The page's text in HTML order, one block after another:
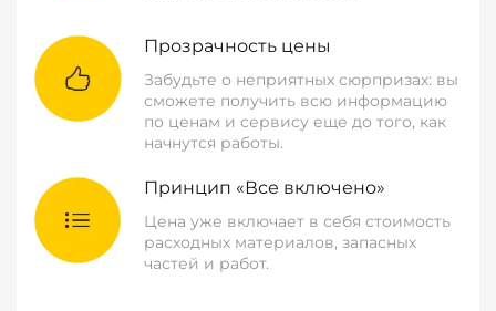
Прозрачность цены
Забудьте о неприятных сюрпризах: вы
сможете получить всю информацию
по ценам и сервису еще до того, как
начнутся работы.
Принцип «Все включено»
Цена уже включает в себя стоимость
расходных материалов, запасных
частей и работ.